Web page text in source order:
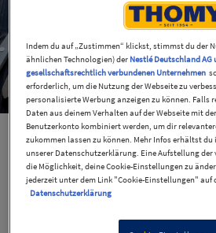
Indem du auf „Zustimmen“ klickst, stimmst du der
ähnlichen Technologien) der Nestlé Deutschland
gesellschaftsrechtlich verbundenen Unternehmen
erforderlich, um die Nutzung der Webseite zu
personalisierte Werbung anzeigen zu können. Falls
Daten aus deinem Verhalten auf der Webseite mit
Benutzerkonto kombiniert werden, um dir
zukommen lassen zu können. Mehr Infos erhältst du
unserer Datenschutzerklärung. Eine Aufstellung der
die Möglichkeit, deine Cookie-Einstellungen zu
jederzeit unter dem Link "Cookie-Einstellungen" auf
Datenschutzerklärung